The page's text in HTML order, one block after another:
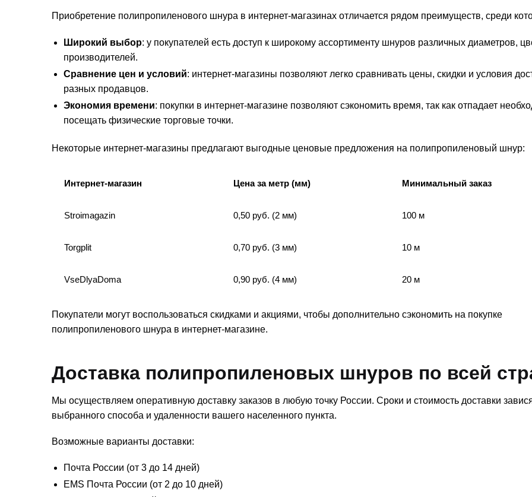
Приобретение полипропиленового шнура в интернет-магазинах отличается рядом преимуществ, среди
Широкий выбор: у покупателей есть доступ к широкому ассортименту шнуров различных диаметров,
производителей.
Сравнение цен и условий: интернет-магазины позволяют легко сравнивать цены, скидки и условия
разных продавцов.
Экономия времени: покупки в интернет-магазине позволяют сэкономить время, так как отпадает
посещать физические торговые точки.
Некоторые интернет-магазины предлагают выгодные ценовые предложения на полипропиленовый шнур:
Интернет-магазин Цена за метр (мм) Минимальный заказ
Stroimagazin 0,50 руб. (2 мм) 100 м
Torgplit 0,70 руб. (3 мм) 10 м
VseDlyaDoma 0,90 руб. (4 мм) 20 м
Покупатели могут воспользоваться скидками и акциями, чтобы дополнительно сэкономить на покупке
полипропиленового шнура в интернет-магазине.
Доставка полипропиленовых шнуров по всей
Мы осуществляем оперативную доставку заказов в любую точку России. Сроки и стоимость доставки
выбранного способа и удаленности вашего населенного пункта.
Возможные варианты доставки:
Почта России (от 3 до 14 дней)
EMS Почта России (от 2 до 10 дней)